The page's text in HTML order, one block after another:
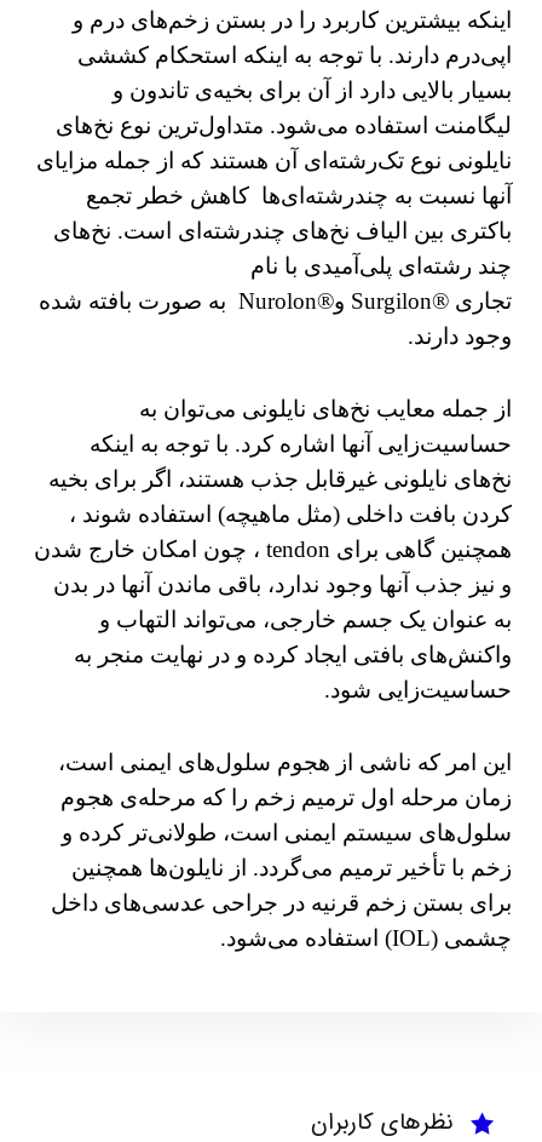
اینكه بیشترین کاربرد را در بستن زخم‌های درم و
اپی‌درم دارند. با توجه به اینکه استحکام کششی
بسیار بالایی دارد از آن برای بخیه‌ی تاندون و
لیگامنت استفاده می‌شود. متداول‌ترین نوع نخ‌های
نایلونی نوع تک‌رشته‌ای آن هستند كه از جمله مزایای
آنها نسبت به چندرشته‌ای‌ها کاهش خطر تجمع
باکتری بین الیاف نخ‌های چندرشته‌ای است. نخ‌های
چند رشته‌ای پلی‌‌آمیدی با نام
تجاری ®Surgilon و®Nurolon به صورت بافته شده
وجود دارند.
از جمله معایب نخ‌های نایلونی می‌توان به
حساسیت‌زایی آنها اشاره کرد. با توجه به اینکه
نخ‌های نایلونی غیرقابل جذب هستند، اگر برای بخیه
کردن بافت داخلی (مثل ماهیچه) استفاده شوند ،
همچنین گاهی برای tendon ، چون امکان خارج شدن
و نیز جذب آنها وجود ندارد، باقی ماندن آنها در بدن
به عنوان یک جسم خارجی، می‌تواند التهاب و
واکنش‌های بافتی ایجاد کرده و در نهایت منجر به
حساسیت‌زایی شود.
این امر که ناشی از هجوم سلول‌های ایمنی است،
زمان مرحله اول ترمیم زخم را که مرحله‌ی هجوم
سلول‌های سیستم ایمنی است، طولانی‌تر کرده و
زخم با تأخیر ترمیم می‌گردد. از نایلون‌ها همچنین
برای بستن زخم قرنیه در جراحی عدسی‌های داخل
چشمی (IOL) استفاده می‌شود.
نظرهای کاربران